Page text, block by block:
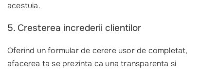
acestuia.
5. Cresterea increderii clientilor
Oferind un formular de cerere usor de completat,
afacerea ta se prezinta ca una transparenta si